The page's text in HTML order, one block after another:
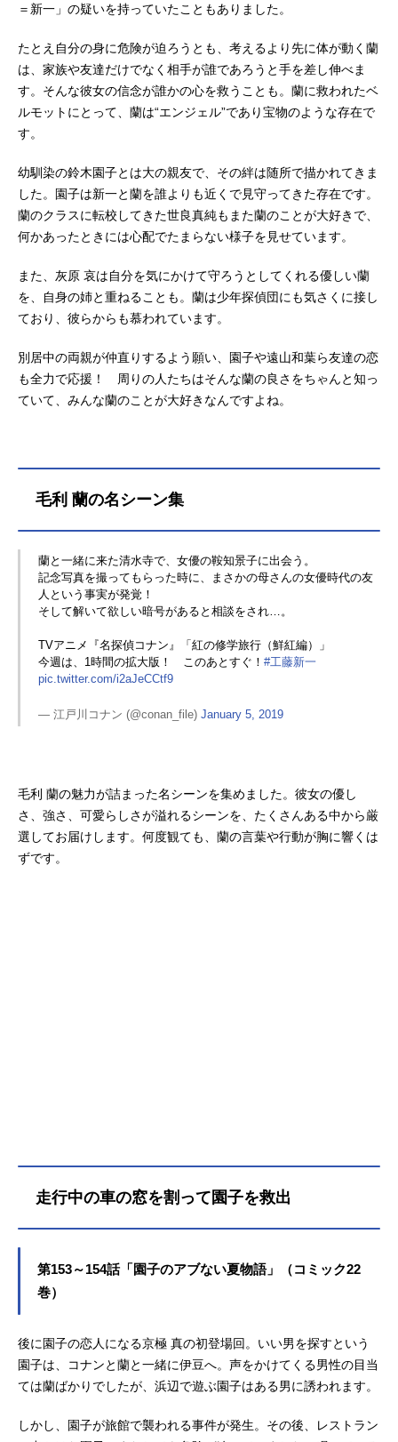
＝新一」の疑いを持っていたこともありました。
たとえ自分の身に危険が迫ろうとも、考えるより先に体が動く蘭
は、家族や友達だけでなく相手が誰であろうと手を差し伸べま
す。そんな彼女の信念が誰かの心を救うことも。蘭に救われたベ
ルモットにとって、蘭は“エンジェル”であり宝物のような存在で
す。
幼馴染の鈴木園子とは大の親友で、その絆は随所で描かれてきま
した。園子は新一と蘭を誰よりも近くで見守ってきた存在です。
蘭のクラスに転校してきた世良真純もまた蘭のことが大好きで、
何かあったときには心配でたまらない様子を見せています。
また、灰原 哀は自分を気にかけて守ろうとしてくれる優しい蘭
を、自身の姉と重ねることも。蘭は少年探偵団にも気さくに接し
ており、彼らからも慕われています。
別居中の両親が仲直りするよう願い、園子や遠山和葉ら友達の恋
も全力で応援！ 周りの人たちはそんな蘭の良さをちゃんと知っ
ていて、みんな蘭のことが大好きなんですよね。
毛利 蘭の名シーン集
蘭と一緒に来た清水寺で、女優の鞍知景子に出会う。
記念写真を撮ってもらった時に、まさかの母さんの女優時代の友
人という事実が発覚！
そして解いて欲しい暗号があると相談をされ…。
TVアニメ『名探偵コナン』「紅の修学旅行（鮮紅編）」
今週は、1時間の拡大版！ このあとすぐ！ #工藤新一
pic.twitter.com/i2aJeCCtf9
— 江戸川コナン (@conan_file) January 5, 2019
毛利 蘭の魅力が詰まった名シーンを集めました。彼女の優し
さ、強さ、可愛らしさが溢れるシーンを、たくさんある中から厳
選してお届けします。何度観ても、蘭の言葉や行動が胸に響くは
ずです。
走行中の車の窓を割って園子を救出
第153～154話「園子のアブない夏物語」（コミック22
巻）
後に園子の恋人になる京極 真の初登場回。いい男を探すという
園子は、コナンと蘭と一緒に伊豆へ。声をかけてくる男性の目当
ては蘭ばかりでしたが、浜辺で遊ぶ園子はある男に誘われます。
しかし、園子が旅館で襲われる事件が発生。その後、レストラン